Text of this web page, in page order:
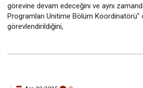
görevine devam edeceğini ve aynı
Programları Unitime Bölüm Koordinatörü"
görevlendirildiğini,